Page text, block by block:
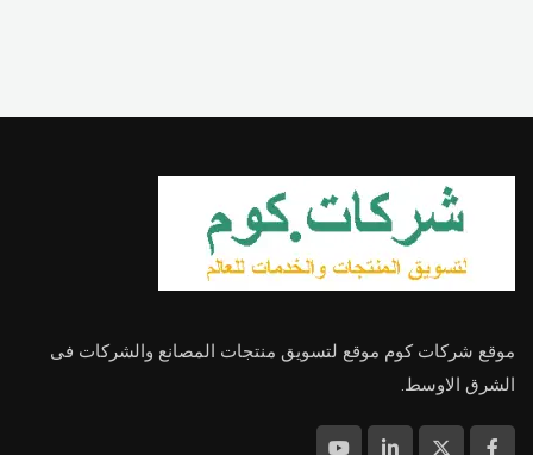
موقع شركات كوم موقع لتسويق منتجات المصانع والشركات فى
الشرق الاوسط.